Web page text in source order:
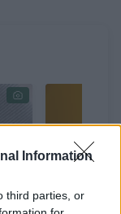
Information
third parties, or